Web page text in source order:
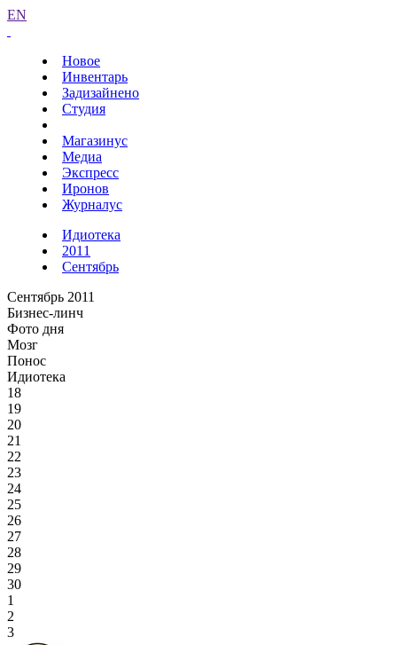
EN
Новое
Инвентарь
Задизайнено
Студия
Магазинус
Медиа
Экспресс
Иронов
Журналус
Идиотека
2011
Сентябрь
Сентябрь 2011
Бизнес-линч
Фото дня
Мозг
Понос
Идиотека
18
19
20
21
22
23
24
25
26
27
28
29
30
1
2
3